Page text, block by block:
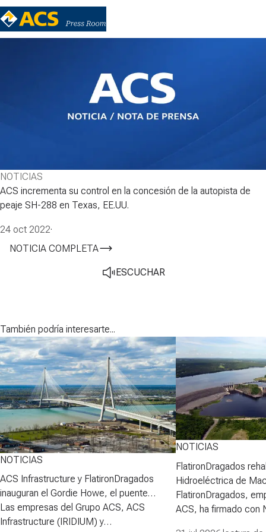
NOTICIAS
ACS incrementa su control en la concesión de la autopista de
peaje SH-288 en Texas, EE.UU.
24 oct 2022·
NOTICIA COMPLETA
ESCUCHAR
También podría interesarte...
NOTICIAS
ACS Infrastructure y FlatironDragados
inauguran el Gordie Howe, el puente
atirantado más largo de Norteamérica
Las empresas del Grupo ACS, ACS
Infrastructure (IRIDIUM) y
NOTICIAS
FlatironDragados
Hidroeléctrica de
FlatironDragados,
ACS, ha firmado con